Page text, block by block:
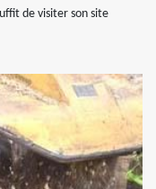
de visiter son site